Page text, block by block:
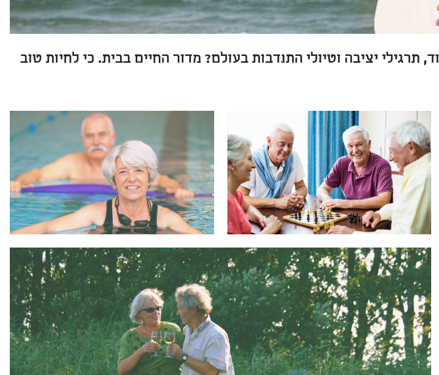
יציבה וטיולי התנדבות בעולם? מדור החיים בבית. כי לחיות טוב